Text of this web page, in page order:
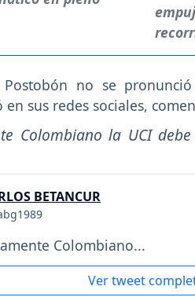
no se pronunció
en sus redes sociales,
Colombiano la UCI
BETANCUR
Colombiano...
Ver tweet